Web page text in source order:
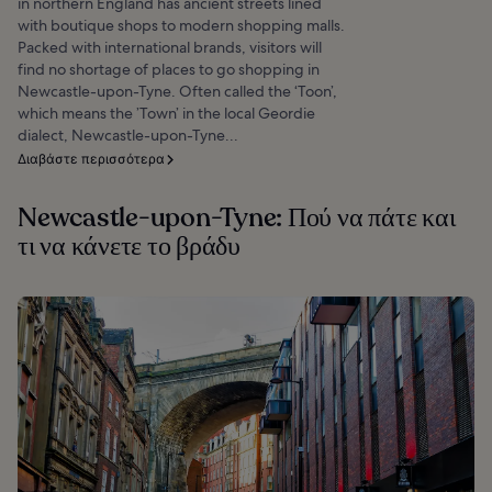
with boutique shops to modern shopping malls.
Packed with international brands, visitors will
find no shortage of places to go shopping in
Newcastle-upon-Tyne. Often called the ‘Toon’,
which means the ’Town’ in the local Geordie
dialect, Newcastle-upon-Tyne...
Διαβάστε περισσότερα
Newcastle-upon-Tyne: Πού να πάτε και
τι να κάνετε το βράδυ